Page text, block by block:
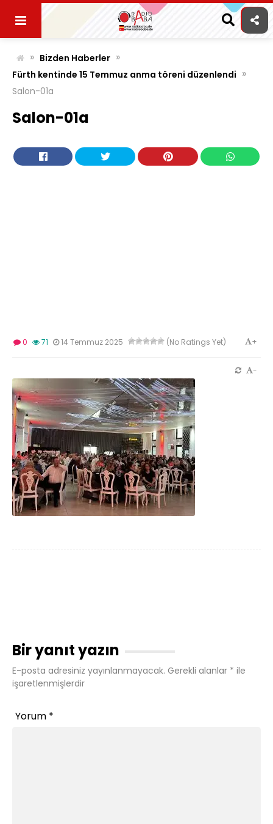
content
» Bizden Haberler »
Fürth kentinde 15 Temmuz anma töreni düzenlendi »
Salon-01a
Salon-01a
0 71 14 Temmuz 2025 (No Ratings Yet) +
-
Bir yanıt yazın
E-posta adresiniz yayınlanmayacak. Gerekli alanlar * ile
işaretlenmişlerdir
Yorum *